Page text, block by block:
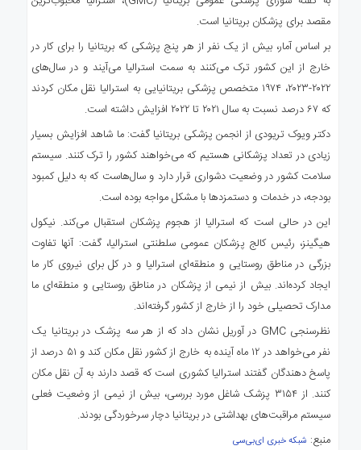
مقصد برای پزشکان بریتانیا است.
بر اساس آمار، بیش از یک نفر از هر پنج پزشکی که بریتانیا را برای کار در
خارج از این کشور ترک می‌کنند به سمت استرالیا می‌آیند و در سال‌های
۲۰۲۲-۲۰۲۳، ۱۹۷۴ متخصص پزشکی بریتانیایی به استرالیا نقل مکان کردند
که ۶۷ درصد نسبت به سال ۲۰۲۱ تا ۲۰۲۲ افزایش داشته است.
دکتر ویوک تریودی از انجمن پزشکی بریتانیا گفت: ما شاهد افزایش بسیار
زیادی در تعداد پزشکانی هستیم که می‌خواهند کشور را ترک کنند. سیستم
سلامت کشور در وضعیت دشواری قرار دارد و سال‌هاست که به دلیل کمبود
بودجه، در خدمات و دستمزدها با مشکل مواجه بوده است.
این در حالی است که استرالیا از هجوم پزشکان استقبال می‌کند. نیکول
هیگینز، رئیس کالج پزشکان عمومی سلطنتی استرالیا، گفت: آنها تفاوت
بزرگی در مناطق روستایی و منطقه‌ای استرالیا و در کل برای نیروی کار ما
ایجاد کرده‌اند. بیش از نیمی از پزشکان در مناطق روستایی و منطقه‌ای ما
مدارک تحصیلی خود را از خارج از کشور گرفته‌اند.
نظرسنجی GMC در آوریل نشان داد که از هر سه پزشک در بریتانیا یک
نفر می‌خواهد در ۱۲ ماه آینده به خارج از کشور نقل مکان کند و ۵۱ درصد از
پاسخ دهندگان گفتند استرالیا کشوری است که قصد دارند به آن نقل مکان
کنند. از ۳۱۵۴ پزشک شاغل مورد بررسی، بیش از نیمی از وضعیت فعلی
سیستم مراقبت‌های بهداشتی در بریتانیا دچار سرخوردگی بودند.
منبع: شبکه خبری ای‌بی‌سی